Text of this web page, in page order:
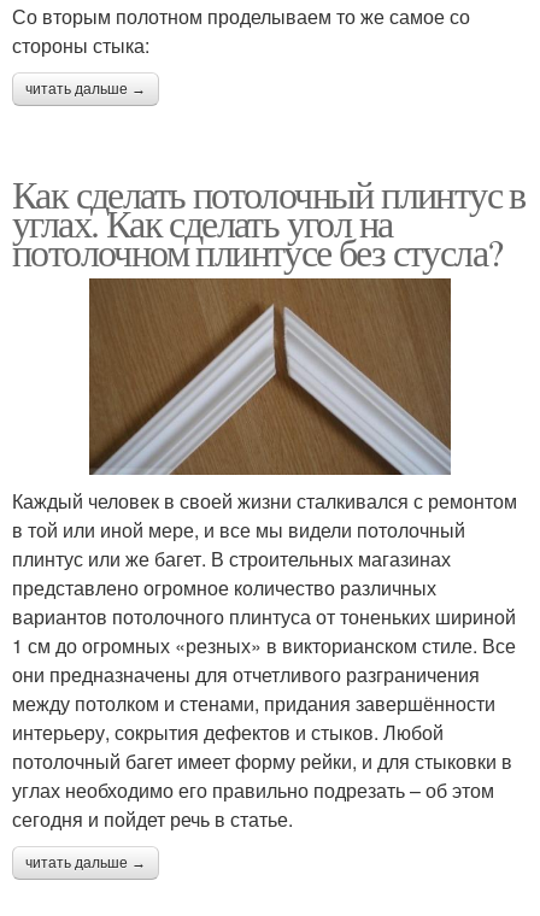
Со вторым полотном проделываем то же самое со
стороны стыка:
читать дальше →
Как сделать потолочный плинтус в
углах. Как сделать угол на
потолочном плинтусе без стусла?
Каждый человек в своей жизни сталкивался с ремонтом
в той или иной мере, и все мы видели потолочный
плинтус или же багет. В строительных магазинах
представлено огромное количество различных
вариантов потолочного плинтуса от тоненьких шириной
1 см до огромных «резных» в викторианском стиле. Все
они предназначены для отчетливого разграничения
между потолком и стенами, придания завершённости
интерьеру, сокрытия дефектов и стыков. Любой
потолочный багет имеет форму рейки, и для стыковки в
углах необходимо его правильно подрезать – об этом
сегодня и пойдет речь в статье.
читать дальше →